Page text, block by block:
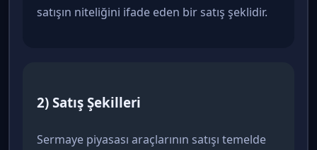
satışın niteliğini ifade eden bir satış şeklidir.
2) Satış Şekilleri
Sermaye piyasası araçlarının satışı temelde